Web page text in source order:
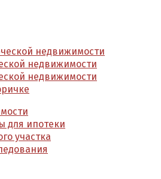
недвижимости
недвижимости
недвижимости
для ипотеки
участка